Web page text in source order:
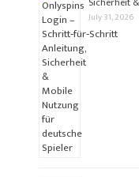
July 31, 2026